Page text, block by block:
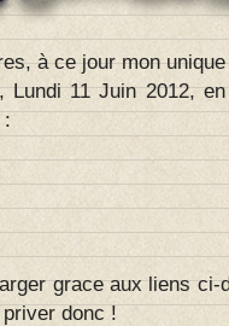
à ce jour mon
Lundi 11 Juin 2012,
:
grace aux liens ci-
priver donc !